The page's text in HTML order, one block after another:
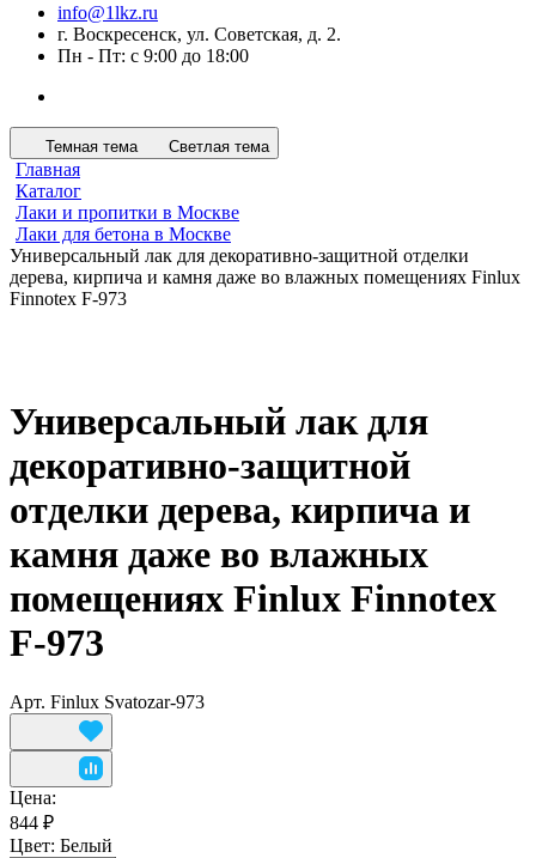
info@1lkz.ru
г. Воскресенск, ул. Советская, д. 2.
Пн - Пт: с 9:00 до 18:00
Темная тема Светлая тема
Главная
Каталог
Лаки и пропитки в Москве
Лаки для бетона в Москве
Универсальный лак для декоративно-защитной отделки
дерева, кирпича и камня даже во влажных помещениях Finlux
Finnotex F-973
Универсальный лак для
декоративно-защитной
отделки дерева, кирпича и
камня даже во влажных
помещениях Finlux Finnotex
F-973
Арт. Finlux Svatozar-973
Цена:
844 ₽
Цвет: Белый